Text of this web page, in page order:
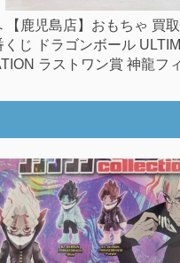
【鹿児島店】おもちゃ 買
くじ ドラゴンボール
ラストワン賞 神龍フ